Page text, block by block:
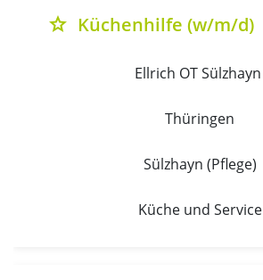
grade Küchenhilfe (w/m/d)
Ellrich OT Sülzhayn
Thüringen
Sülzhayn (Pflege)
Küche und Service